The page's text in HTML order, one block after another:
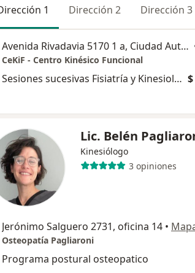
1 Dirección 2 Dirección 3
Avenida Rivadavia 5170 1 a, Ciudad Autónoma de Buenos Aires
CeKiF - Centro Kinésico Funcional
Sesiones sucesivas Fisiatría y Kinesiología
Lic. Belén
Kinesiólogo
3 opiniones
Jerónimo Salguero 2731, oficina 14 •
Osteopatía Pagliaroni
Programa postural osteopatico